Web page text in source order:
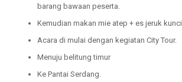
barang bawaan peserta.
Kemudian makan mie atep + es jeruk kunci
Acara di mulai dengan kegiatan City Tour.
Menuju belitung timur
Ke Pantai Serdang.